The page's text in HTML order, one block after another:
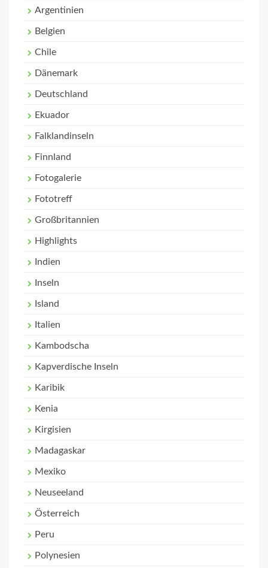
Argentinien
Belgien
Chile
Dänemark
Deutschland
Ekuador
Falklandinseln
Finnland
Fotogalerie
Fototreff
Großbritannien
Highlights
Indien
Inseln
Island
Italien
Kambodscha
Kapverdische Inseln
Karibik
Kenia
Kirgisien
Madagaskar
Mexiko
Neuseeland
Österreich
Peru
Polynesien